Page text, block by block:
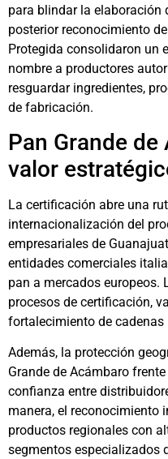
para blindar la elaboración
posterior reconocimiento
Protegida consolidaron un
nombre a productores
resguardar ingredientes,
de fabricación.
Pan Grande
valor
La certificación abre una
internacionalización del
empresariales de
entidades comerciales
pan a mercados europeos.
procesos de certificación,
fortalecimiento de
Además, la protección
Grande de Acámbaro
confianza entre
manera, el reconocimiento
productos regionales con
segmentos especializados